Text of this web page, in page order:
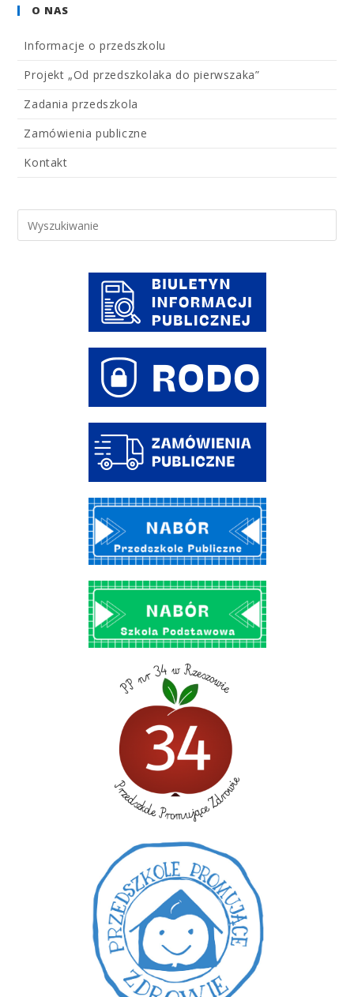
O NAS
Informacje o przedszkolu
Projekt „Od przedszkolaka do pierwszaka”
Zadania przedszkola
Zamówienia publiczne
Kontakt